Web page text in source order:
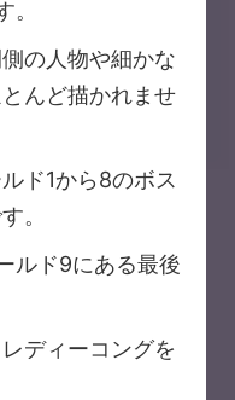
の人物や細かな
んど描かれませ
ド1から8のボス
。
ルド9にある最後
ディーコングを